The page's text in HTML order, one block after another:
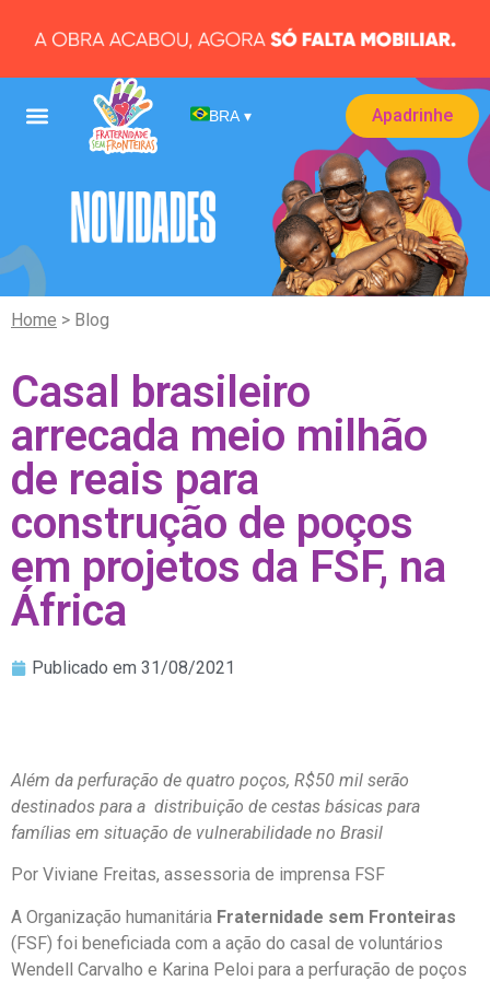
BRA ▾ Apadrinhe
Home > Blog
Casal brasileiro
arrecada meio milhão
de reais para
construção de poços
em projetos da FSF, na
África
Publicado em 31/08/2021
Além da perfuração de quatro poços, R$50 mil serão
destinados para a distribuição de cestas básicas para
famílias em situação de vulnerabilidade no Brasil
Por Viviane Freitas, assessoria de imprensa FSF
A Organização humanitária Fraternidade sem Fronteiras
(FSF) foi beneficiada com a ação do casal de voluntários
Wendell Carvalho e Karina Peloi para a perfuração de poços